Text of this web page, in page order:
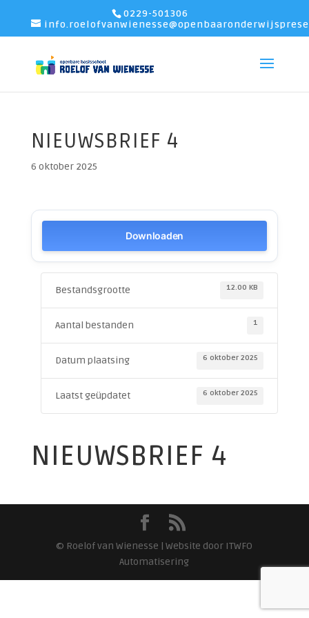
0229-501306
NIEUWSBRIEF 4
6 oktober 2025
Downloaden
Bestandsgrootte 12.00 KB
Aantal bestanden 1
Datum plaatsing 6 oktober 2025
Laatst geüpdatet 6 oktober 2025
NIEUWSBRIEF 4
© Roelof van Wienesse | Website door ITWFO
Automatisering